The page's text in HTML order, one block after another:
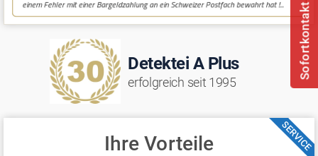
Detektei A Plus
erfolgreich seit 1995
SERVICE
Ihre Vorteile
Sofortkontakt